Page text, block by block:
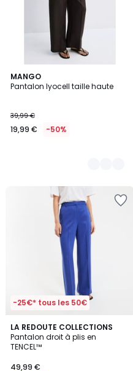
MANGO
Pantalon lyocell taille haute
39,99 €
19,99 € -50%
3
Couleurs
-25€* tous les 50€
LA REDOUTE COLLECTIONS
Pantalon droit à plis en
TENCEL™
49,99 €
3,9
/ 5
2
Couleurs